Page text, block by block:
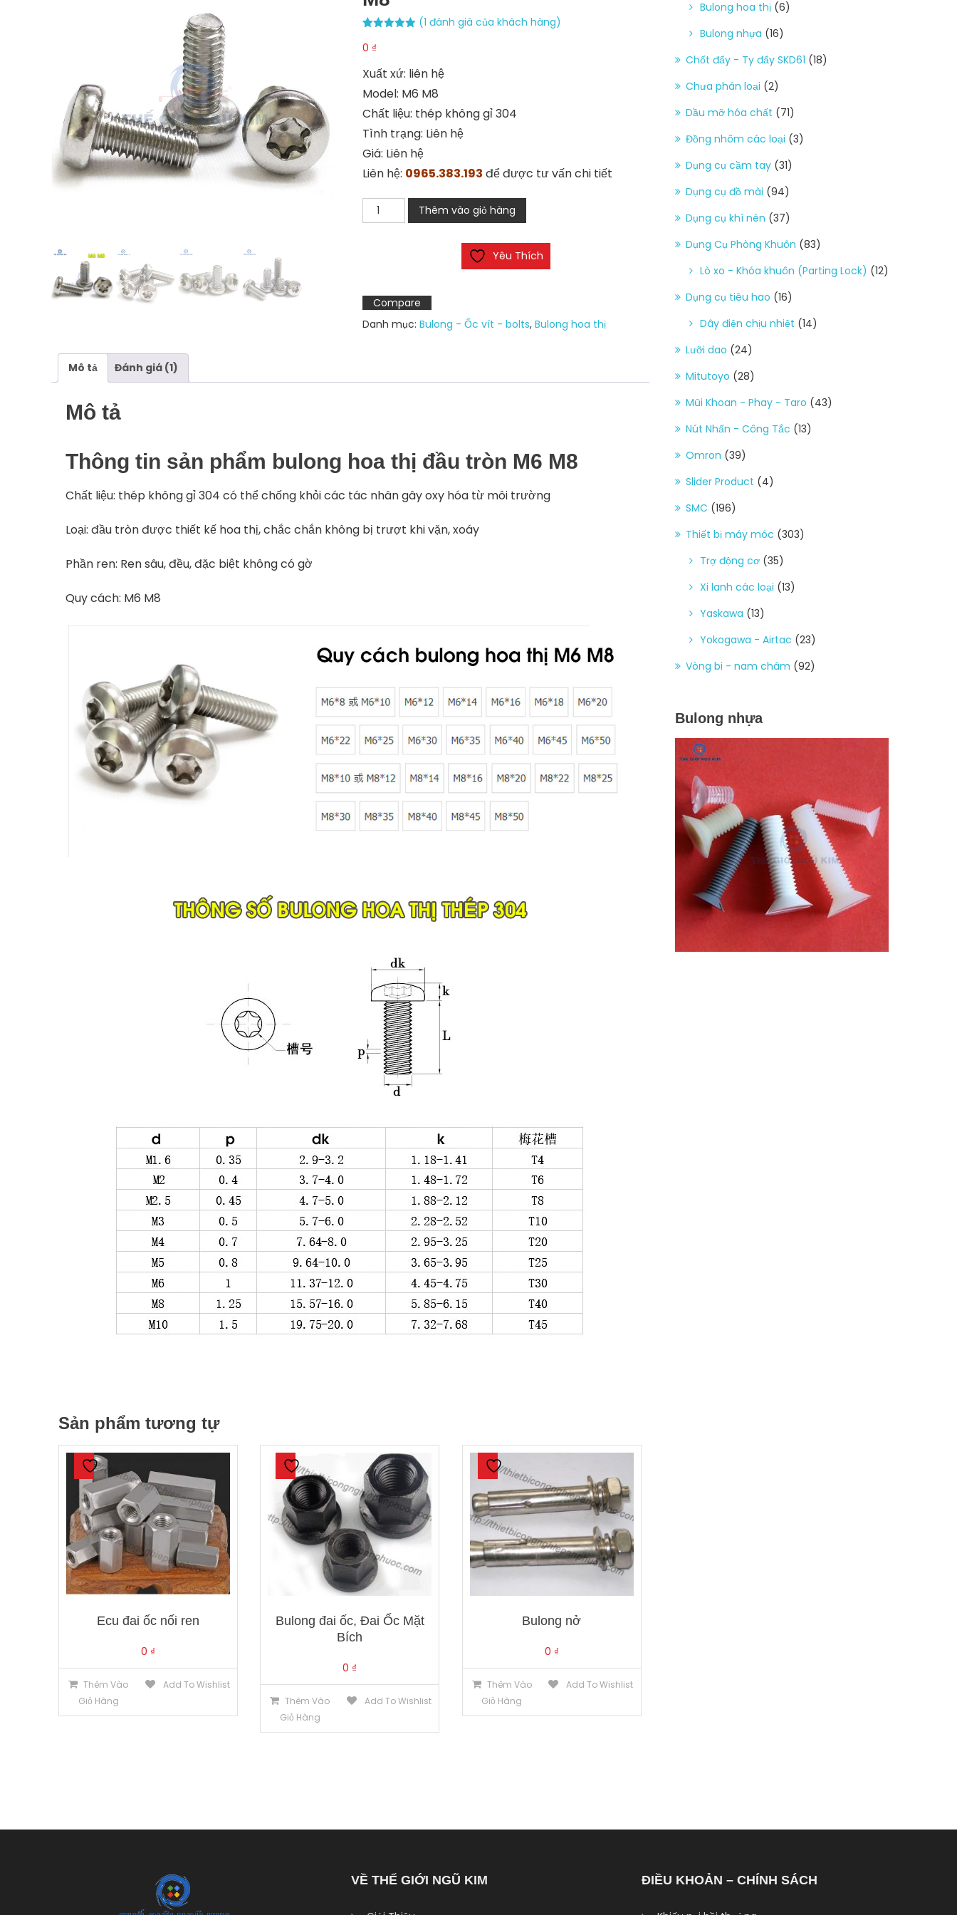
dựa trên
(1 đánh giá của khách hàng)
0 ₫
Xuất xứ: liên hệ
Model: M6 M8
Chất liệu: thép không gỉ 304
Tình trạng: Liên hệ
Giá: Liên hệ
Liên hệ: 0965.383.193 để được tư vấn chi tiết
Bulong
hoa
M6
M8
số
Thêm vào giỏ hàng
Yêu Thích
Compare
Danh mục: Bulong - Ốc vít - bolts, Bulong hoa thị
Mô tả Đánh giá (1)
Mô tả
Thông tin sản phẩm bulong hoa thị đầu tròn M6 M8
Chất liệu: thép không gỉ 304 có thể chống khỏi các tác nhân gây oxy hóa từ môi trường
Loại: đầu tròn được thiết kế hoa thị, chắc chắn không bị trượt khi vặn, xoáy
Phần ren: Ren sâu, đều, đặc biệt không có gờ
Quy cách: M6 M8
Sản phẩm tương tự
Ecu đai ốc nối ren
0 ₫
Thêm Vào
Giỏ Hàng
Add To Wishlist
Bulong đai ốc, Đai Ốc Mặt
Bích
0 ₫
Thêm Vào
Giỏ Hàng
Add To Wishlist
Bulong nở
0 ₫
Thêm Vào
Giỏ Hàng
Add To Wishlist
Bulong hoa thị (6)
Bulong nhựa (16)
Chốt đẩy - Ty đẩy SKD61 (18)
Chưa phân loại (2)
Dầu mỡ hóa chất (71)
Đồng nhôm các loại (3)
Dụng cụ cầm tay (31)
Dụng cụ đồ mài (94)
Dụng cụ khí nén (37)
Dụng Cụ Phòng Khuôn (83)
Lò xo - Khóa khuôn (Parting Lock) (12)
Dụng cụ tiêu hao (16)
Dây điện chịu nhiệt (14)
Lưỡi dao (24)
Mitutoyo (28)
Mũi Khoan - Phay - Taro (43)
Nút Nhấn - Công Tắc (13)
Omron (39)
Slider Product (4)
SMC (196)
Thiết bị máy móc (303)
Trợ động cơ (35)
Xi lanh các loại (13)
Yaskawa (13)
Yokogawa - Airtac (23)
Vòng bi - nam châm (92)
Bulong nhựa
VỀ THẾ GIỚI NGŨ KIM ĐIỀU KHOẢN – CHÍNH SÁCH